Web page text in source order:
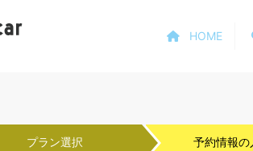
HOME
プラン選択 予約情報の